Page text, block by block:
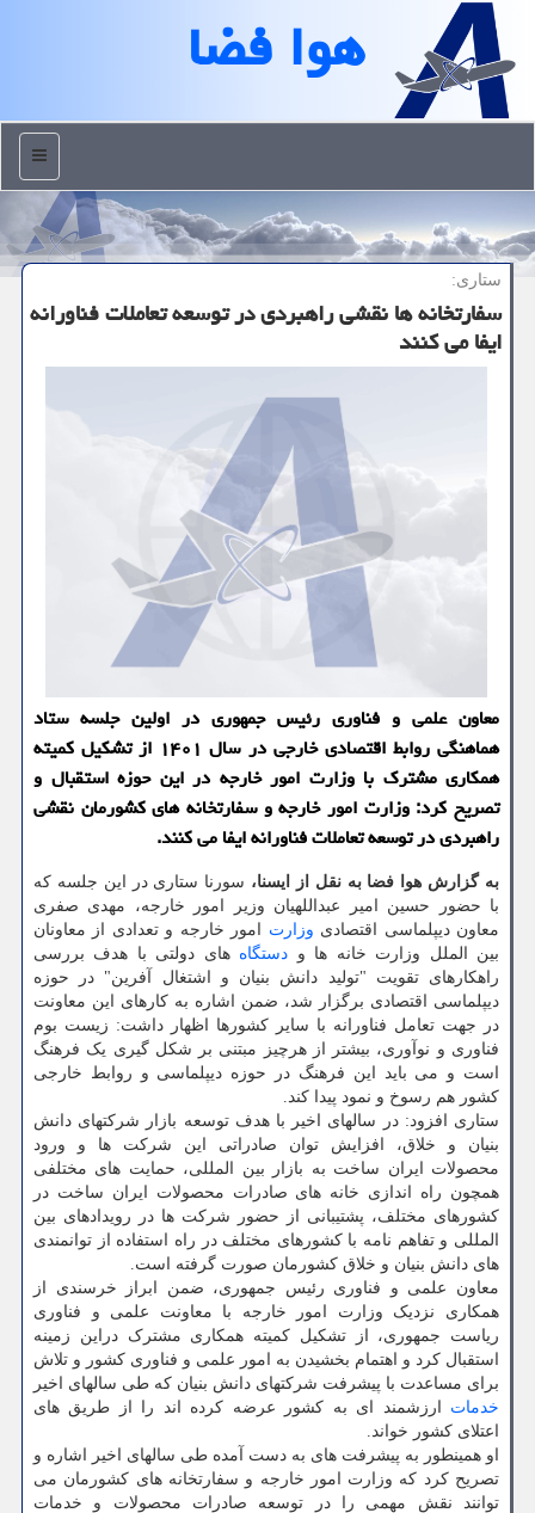
هوا فضا
منو
ستاری:
سفارتخانه ها نقشی راهبردی در توسعه تعاملات فناورانه
ایفا می کنند
معاون علمی و فناوری رئیس جمهوری در اولین جلسه ستاد
هماهنگی روابط اقتصادی خارجی در سال ۱۴۰۱ از تشکیل کمیته
همکاری مشترک با وزارت امور خارجه در این حوزه استقبال و
تصریح کرد: وزارت امور خارجه و سفارتخانه های کشورمان نقشی
راهبردی در توسعه تعاملات فناورانه ایفا می کنند.
به گزارش هوا فضا به نقل از ایسنا، سورنا ستاری در این جلسه که
با حضور حسین امیر عبداللهیان وزیر امور خارجه، مهدی صفری
معاون دیپلماسی اقتصادی وزارت امور خارجه و تعدادی از معاونان
بین الملل وزارت خانه ها و دستگاه های دولتی با هدف بررسی
راهکارهای تقویت "تولید دانش بنیان و اشتغال آفرین" در حوزه
دیپلماسی اقتصادی برگزار شد، ضمن اشاره به کارهای این معاونت
در جهت تعامل فناورانه با سایر کشورها اظهار داشت: زیست بوم
فناوری و نوآوری، بیشتر از هرچیز مبتنی بر شکل گیری یک فرهنگ
است و می باید این فرهنگ در حوزه دیپلماسی و روابط خارجی
کشور هم رسوخ و نمود پیدا کند.
ستاری افزود: در سالهای اخیر با هدف توسعه بازار شرکتهای دانش
بنیان و خلاق، افزایش توان صادراتی این شرکت ها و ورود
محصولات ایران ساخت به بازار بین المللی، حمایت های مختلفی
همچون راه اندازی خانه های صادرات محصولات ایران ساخت در
کشورهای مختلف، پشتیبانی از حضور شرکت ها در رویدادهای بین
المللی و تفاهم نامه با کشورهای مختلف در راه استفاده از توانمندی
های دانش بنیان و خلاق کشورمان صورت گرفته است.
معاون علمی و فناوری رئیس جمهوری، ضمن ابراز خرسندی از
همکاری نزدیک وزارت امور خارجه با معاونت علمی و فناوری
ریاست جمهوری، از تشکیل کمیته همکاری مشترک دراین زمینه
استقبال کرد و اهتمام بخشیدن به امور علمی و فناوری کشور و تلاش
برای مساعدت با پیشرفت شرکتهای دانش بنیان که طی سالهای اخیر
خدمات ارزشمند ای به کشور عرضه کرده اند را از طریق های
اعتلای کشور خواند.
او همینطور به پیشرفت های به دست آمده طی سالهای اخیر اشاره و
تصریح کرد که وزارت امور خارجه و سفارتخانه های کشورمان می
توانند نقش مهمی را در توسعه صادرات محصولات و خدمات